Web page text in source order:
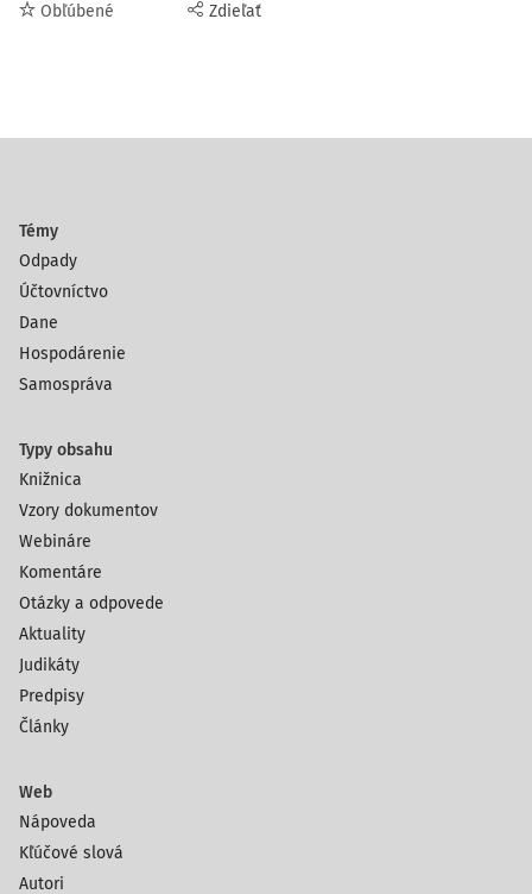
Obľúbené Zdieľať
Témy
Odpady
Účtovníctvo
Dane
Hospodárenie
Samospráva
Typy obsahu
Knižnica
Vzory dokumentov
Webináre
Komentáre
Otázky a odpovede
Aktuality
Judikáty
Predpisy
Články
Web
Nápoveda
Kľúčové slová
Autori